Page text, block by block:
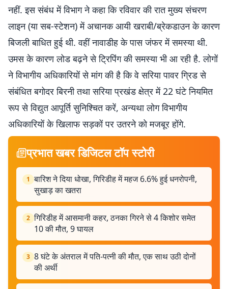
नहीं. इस संबंध में विभाग ने कहा कि रविवार की रात मुख्य संचरण
लाइन (या सब-स्टेशन) में अचानक आयी खराबी/ब्रेकडाउन के कारण
बिजली बाधित हुई थी. वहीं नावाडीह के पास जंफर में समस्या थी.
उमस के कारण लोड बढ़ने से ट्रिपिंग की समस्या भी आ रही है. लोगों
ने विभागीय अधिकारियों से मांग की है कि वे सरिया पावर ग्रिड से
संबंधित बगोदर बिरनी तथा सरिया प्रखंड क्षेत्र में 22 घंटे नियमित
रूप से विद्युत आपूर्ति सुनिश्चित करें, अन्यथा लोग विभागीय
अधिकारियों के खिलाफ सड़कों पर उतरने को मजबूर होंगे.
प्रभात खबर डिजिटल टॉप स्टोरी
1 बारिश ने दिया धोखा, गिरिडीह में महज 6.6% हुई धनरोपनी,
सुखाड़ का खतरा
2 गिरिडीह में आसमानी कहर, ठनका गिरने से 4 किशोर समेत
10 की मौत, 9 घायल
3 8 घंटे के अंतराल में पति-पत्नी की मौत, एक साथ उठी दोनों
की अर्थी